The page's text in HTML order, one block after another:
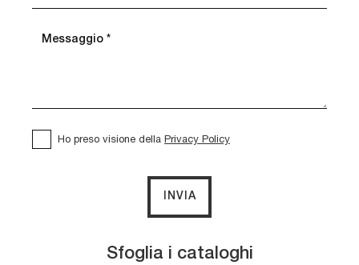
Sfoglia i cataloghi
Ho preso visione della Privacy Policy
INVIA